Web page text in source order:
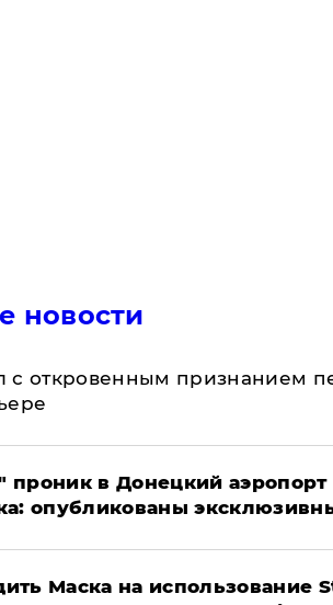
новости
с откровенным признанием
в Донецкий
опубликованы
Маска на использование